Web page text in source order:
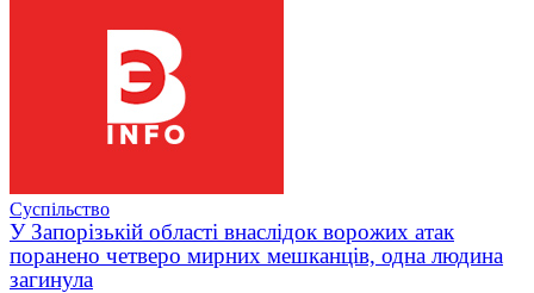
Суспільство
У Запорізькій області внаслідок ворожих атак
поранено четверо мирних мешканців, одна людина
загинула